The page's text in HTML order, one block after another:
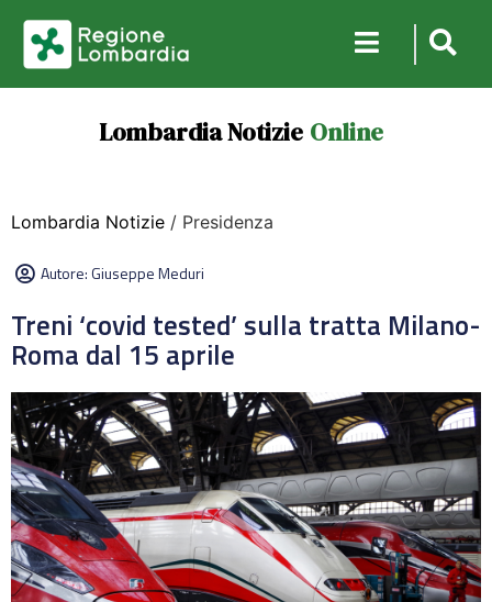
Lombardia Notizie Online
Lombardia Notizie / Presidenza
Autore:Giuseppe Meduri
Treni ‘covid tested’ sulla tratta Milano-
Roma dal 15 aprile